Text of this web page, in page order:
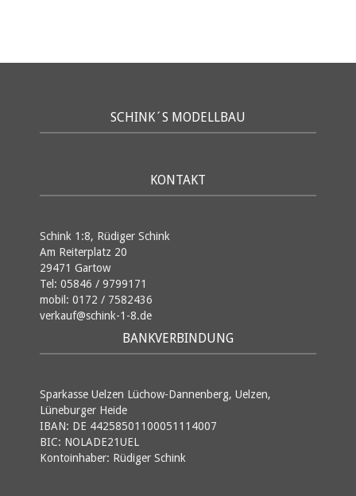
SCHINK´S MODELLBAU
KONTAKT
Schink 1:8, Rüdiger Schink
Am Reiterplatz 20
29471 Gartow
Tel: 05846 / 9799171
mobil: 0172 / 7582436
verkauf@schink-1-8.de
BANKVERBINDUNG
Sparkasse Uelzen Lüchow-Dannenberg, Uelzen,
Lüneburger Heide
IBAN: DE 44258501100051114007
BIC: NOLADE21UEL
Kontoinhaber: Rüdiger Schink